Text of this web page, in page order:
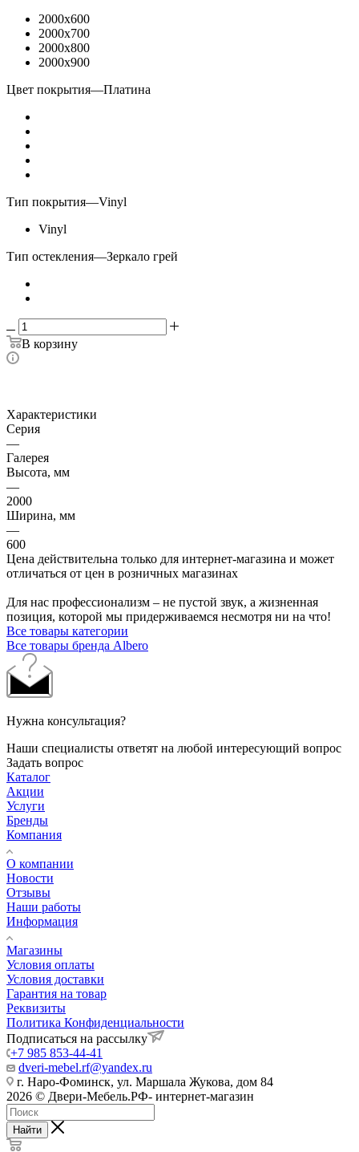
2000x600
2000x700
2000x800
2000x900
Цвет покрытия—Платина
Тип покрытия—Vinyl
Vinyl
Тип остекления—Зеркало грей
В корзину
Характеристики
Серия
—
Галерея
Высота, мм
—
2000
Ширина, мм
—
600
Цена действительна только для интернет-магазина и может
отличаться от цен в розничных магазинах
Для нас профессионализм – не пустой звук, а жизненная
позиция, которой мы придерживаемся несмотря ни на что!
Все товары категории
Все товары бренда Albero
Нужна консультация?
Наши специалисты ответят на любой интересующий вопрос
Задать вопрос
Каталог
Акции
Услуги
Бренды
Компания
О компании
Новости
Отзывы
Наши работы
Информация
Магазины
Условия оплаты
Условия доставки
Гарантия на товар
Реквизиты
Политика Конфиденциальности
Подписаться на рассылку
+7 985 853-44-41
dveri-mebel.rf@yandex.ru
г. Наро-Фоминск, ул. Маршала Жукова, дом 84
2026 © Двери-Мебель.РФ- интернет-магазин
Найти